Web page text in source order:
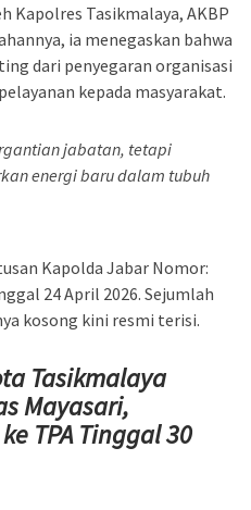
Kapolres Tasikmalaya, AKBP
ia menegaskan bahwa
dari penyegaran organisasi
kepada masyarakat.
jabatan, tetapi
energi baru dalam tubuh
Kapolda Jabar Nomor:
24 April 2026. Sejumlah
kosong kini resmi terisi.
Tasikmalaya
Mayasari,
TPA Tinggal 30